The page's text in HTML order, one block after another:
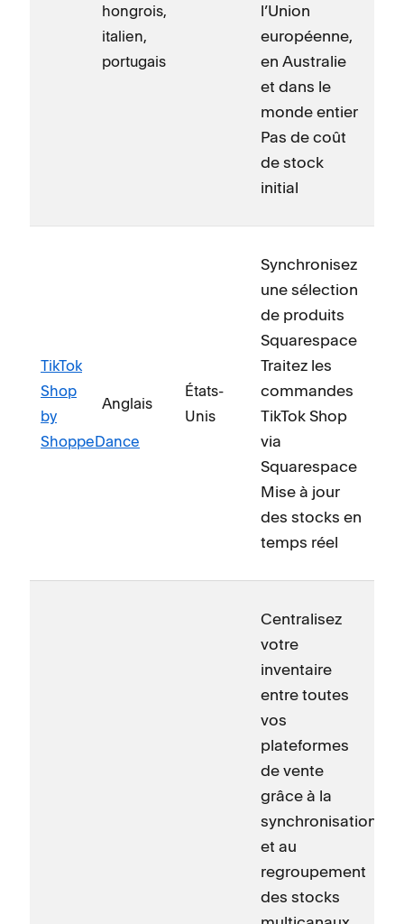
hongrois,
italien,
portugais
l’Union
européenne,
en Australie
et dans le
monde entier
Pas de coût
de stock
initial
TikTok
Shop
by
ShoppeDance
Anglais
États-
Unis
Synchronisez
une sélection
de produits
Squarespace
Traitez les
commandes
TikTok Shop
via
Squarespace
Mise à jour
des stocks en
temps réel
Centralisez
votre
inventaire
entre toutes
vos
plateformes
de vente
grâce à la
synchronisation
et au
regroupement
des stocks